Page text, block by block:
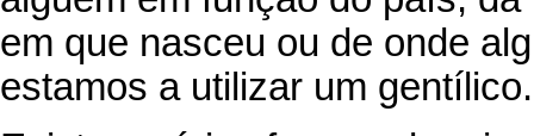
em que nasceu ou de onde
estamos a utilizar um gentílico.